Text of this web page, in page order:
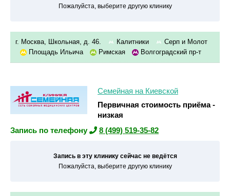
Пожалуйста, выберите другую клинику
г. Москва, Школьная, д. 46. Калитники
Серп и Молот
Площадь Ильича
Римская Волгоградский пр-т
Семейная на Киевской
Первичная стоимость приёма -
низкая
Запись по телефону
8 (499) 519-35-82
Запись в эту клинику сейчас не ведётся
Пожалуйста, выберите другую клинику